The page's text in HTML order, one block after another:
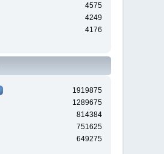
4575
4249
4176
1919875
1289675
814384
751625
649275